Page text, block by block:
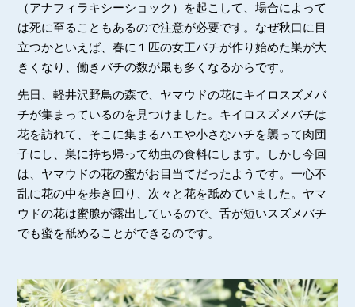
（アナフィラキシーショック）を起こして、場合によって
は死に至ることもあるので注意が必要です。なぜ秋口に目
立つかといえば、春に１匹の女王バチが作り始めた巣が大
きくなり、働きバチの数が最も多くなるからです。
先日、軽井沢野鳥の森で、ヤマウドの花にキイロスズメバ
チが集まっているのを見つけました。キイロスズメバチは
花を訪れて、そこに集まるハエや小さなハチを襲って肉団
子にし、巣に持ち帰って幼虫の食料にします。しかし今回
は、ヤマウドの花の蜜がお目当てだったようです。一心不
乱に花の中を歩き回り、次々と花を舐めていました。ヤマ
ウドの花は蜜腺が露出しているので、舌が短いスズメバチ
でも蜜を舐めることができるのです。